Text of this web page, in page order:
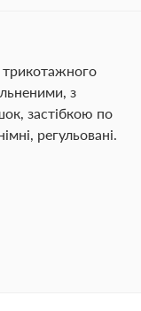
трикотажного
з
застібкою по
регульовані.